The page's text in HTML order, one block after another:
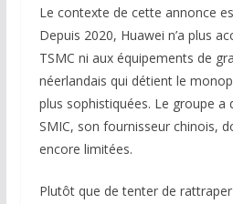
Le contexte de cette annonce
Depuis 2020, Huawei n’a plus
TSMC ni aux équipements de
néerlandais qui détient le
plus sophistiquées. Le groupe a
SMIC, son fournisseur chinois,
encore limitées.
Plutôt que de tenter de